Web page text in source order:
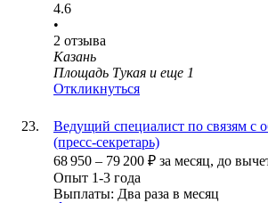
4.6
•
2 отзыва
Казань
Площадь Тукая и еще 1
Откликнуться
Ведущий специалист по связям с
(пресс-секретарь)
68 950 – 79 200 ₽ за месяц, до
Опыт 1-3 года
Выплаты: Два раза в месяц